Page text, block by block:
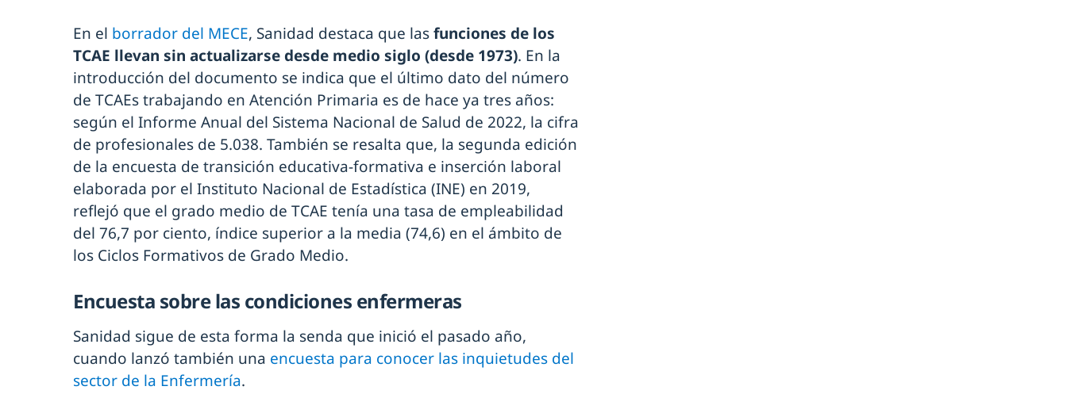
En el borrador del MECE, Sanidad destaca que lasfunciones de los
TCAE llevan sin actualizarse desde medio siglo (desde 1973). En la
introducción del documento se indica que el último dato del número
de TCAEs trabajando en Atención Primaria es de hace ya tres años:
según el Informe Anual del Sistema Nacional de Salud de 2022, la cifra
de profesionales de 5.038. También se resalta que, la segunda edición
de la encuesta de transición educativa-formativa e inserción laboral
elaborada por el Instituto Nacional de Estadística (INE) en 2019,
reflejó que el grado medio de TCAE tenía una tasa de empleabilidad
del 76,7 por ciento, índice superior a la media (74,6) en el ámbito de
los Ciclos Formativos de Grado Medio.
Encuesta sobre las condiciones enfermeras
Sanidad sigue de esta forma la senda que inició el pasado año,
cuando lanzó también una encuesta para conocer las inquietudes del
sector de la Enfermería.